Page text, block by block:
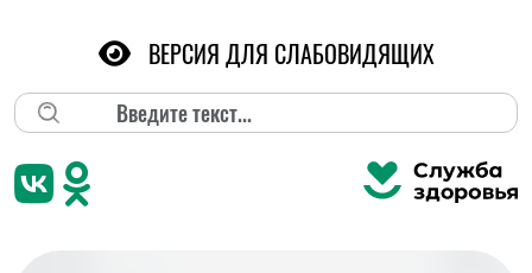
Поиск
ВЕРСИЯ ДЛЯ СЛАБОВИДЯЩИХ